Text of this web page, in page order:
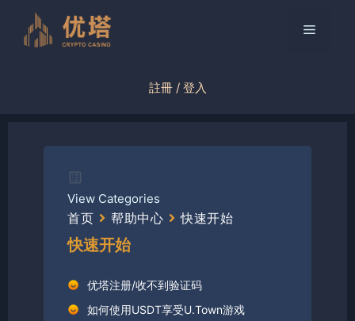
菜
註冊 / 登入
View Categories
首页 帮助中心 快速开始
快速开始
优塔注册/收不到验证码
如何使用USDT享受U.Town游戏